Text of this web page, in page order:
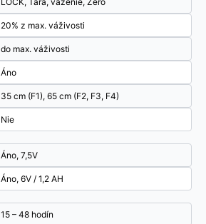
20% z max. váživosti
do max. váživosti
Áno
35 cm (F1), 65 cm (F2, F3, F4)
Nie
Áno, 7,5V
Áno, 6V / 1,2 AH
15 – 48 hodín